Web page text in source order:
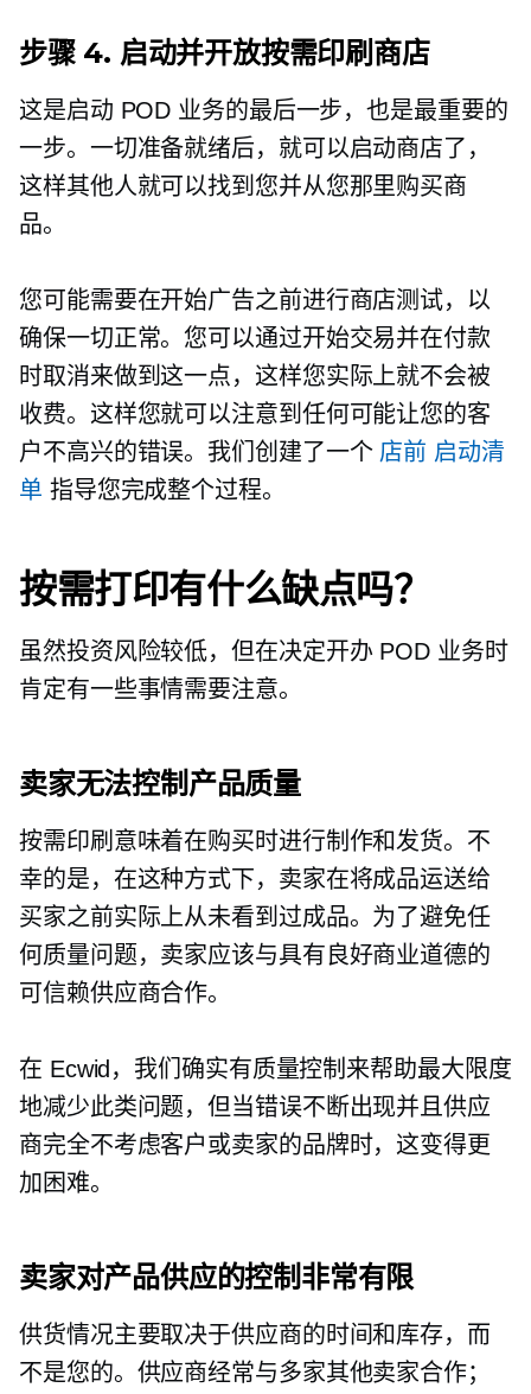
步骤 4. 启动并开放按需印刷商店
这是启动 POD 业务的最后一步，也是最重要的
一步。一切准备就绪后，就可以启动商店了，
这样其他人就可以找到您并从您那里购买商
品。
您可能需要在开始广告之前进行商店测试，以
确保一切正常。您可以通过开始交易并在付款
时取消来做到这一点，这样您实际上就不会被
收费。这样您就可以注意到任何可能让您的客
户不高兴的错误。我们创建了一个 店前 启动清
单 指导您完成整个过程。
按需打印有什么缺点吗？
虽然投资风险较低，但在决定开办 POD 业务时
肯定有一些事情需要注意。
卖家无法控制产品质量
按需印刷意味着在购买时进行制作和发货。不
幸的是，在这种方式下，卖家在将成品运送给
买家之前实际上从未看到过成品。为了避免任
何质量问题，卖家应该与具有良好商业道德的
可信赖供应商合作。
在 Ecwid，我们确实有质量控制来帮助最大限度
地减少此类问题，但当错误不断出现并且供应
商完全不考虑客户或卖家的品牌时，这变得更
加困难。
卖家对产品供应的控制非常有限
供货情况主要取决于供应商的时间和库存，而
不是您的。供应商经常与多家其他卖家合作；